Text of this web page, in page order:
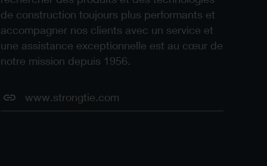
de construction toujours plus performants et
accompagner nos clients avec un service et
une assistance exceptionnelle est au cœur de
notre mission depuis 1956.
www.strongtie.com